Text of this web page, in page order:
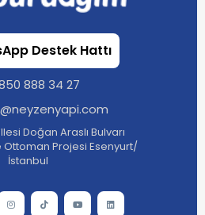
Destek Hattı
888 34 27
Doğan Araslı Bulvarı
Ottoman Projesi Esenyurt/
İstanbul